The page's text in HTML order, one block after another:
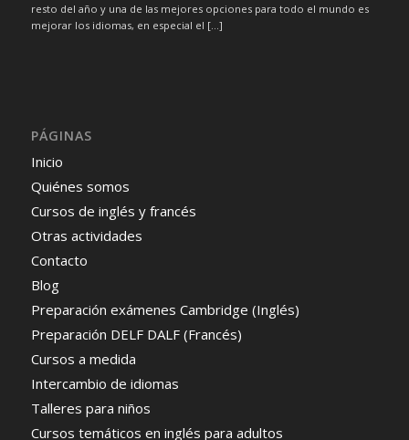
resto del año y una de las mejores opciones para todo el mundo es
mejorar los idiomas, en especial el […]
PÁGINAS
Inicio
Quiénes somos
Cursos de inglés y francés
Otras actividades
Contacto
Blog
Preparación exámenes Cambridge (Inglés)
Preparación DELF DALF (Francés)
Cursos a medida
Intercambio de idiomas
Talleres para niños
Cursos temáticos en inglés para adultos